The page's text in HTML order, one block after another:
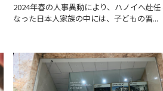
2024年春の人事異動により、ハノイへ赴
なった日本人家族の中には、子どもの習...